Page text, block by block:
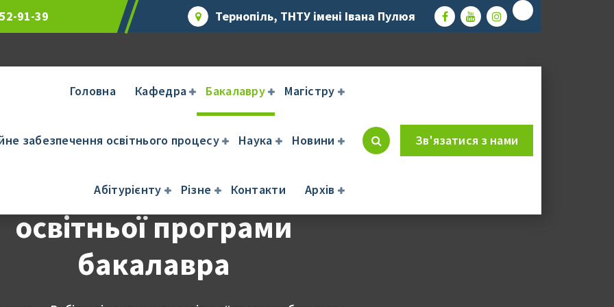
91-39 Тернопіль, ТНТУ імені Івана Пулюя
Головна Кафедра Бакалавру Магістру
забезпечення освітнього процесу Наука Новини
Абітурієнту Різне Контакти Архів
Зв'язатися з нами
Вибіркові компоненти
освітньої програми
бакалавра